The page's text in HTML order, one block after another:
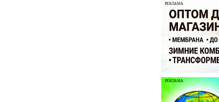
РЕКЛАМА
РЕКЛАМА